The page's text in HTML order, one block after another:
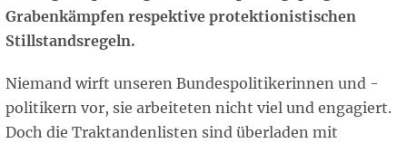
Grabenkämpfen respektive protektionistischen
Stillstandsregeln.
Niemand wirft unseren Bundespolitikerinnen und -
politikern vor, sie arbeiteten nicht viel und engagiert.
Doch die Traktandenlisten sind überladen mit